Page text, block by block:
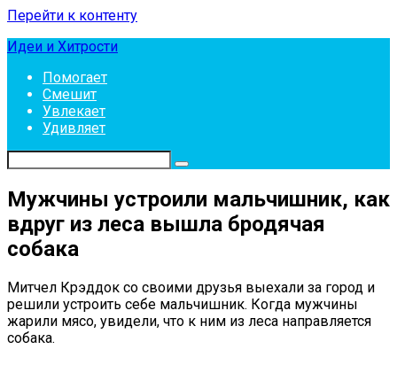
Перейти к контенту
Идеи и Хитрости
Помогает
Смешит
Увлекает
Удивляет
Мужчины устроили мальчишник, как
вдруг из леса вышла бродячая
собака
Митчел Крэддок со своими друзья выехали за город и
решили устроить себе мальчишник. Когда мужчины
жарили мясо, увидели, что к ним из леса направляется
собака.